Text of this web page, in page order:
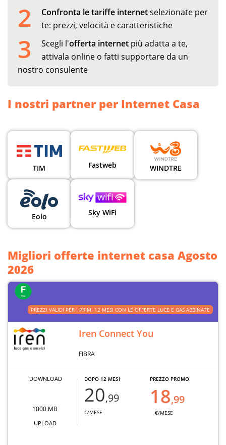
2 Confronta le tariffe internetselezionate per
te: prezzi, velocità e caratteristiche
3 Scegli l'offerta internet più adatta a te,
attivala online o fatti supportare da un
nostro consulente
I nostri partner per Internet Casa
TIM Fastweb WINDTRE
Eolo Sky WiFi
Migliori offerte internet casa Agosto
2026
PREZZI VALIDI PER I PRIMI 12 MESI CON LE OFFERTE LUCE E GAS ABBINATE
Iren Connect You
FIBRA
DOWNLOAD
1000 MB
UPLOAD
DOPO 12 MESI
20,99
€/MESE
PREZZO PROMO
18,99
€/MESE